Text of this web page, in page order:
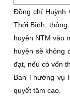
Đồng chí Huỳnh
Thới Bình, thông
huyện NTM vào
huyện sẽ không
đạt, nếu có vốn
Ban Thường vụ
quyết tâm cao.